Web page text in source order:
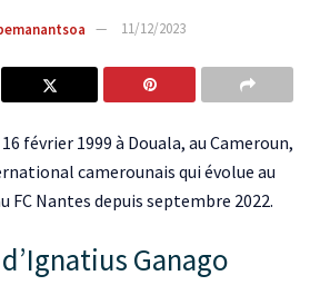
11/12/2023
février 1999 à Douala, au Cameroun,
camerounais qui évolue au
FC Nantes depuis septembre 2022.
Ganago